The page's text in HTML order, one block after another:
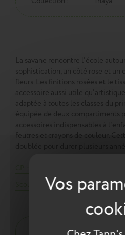
La savane rencontre l'école
sophistication, un côté rose et un
fleurs. Les finitions rosées et le
accessoire aussi utile
adaptée à toutes les classes du
équipée de deux compartiments
accessoires indispensables à
feutres et crayons de couleur.
Prix Doux L'art du